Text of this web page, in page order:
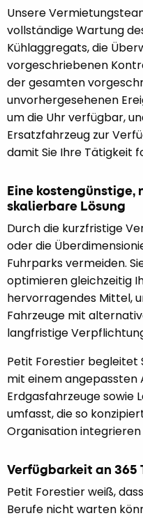
Unsere
vollständige Wartung
Kühlaggregats, die
vorgeschriebenen
der gesamten
unvorhergesehenen
um die Uhr verfügbar,
Ersatzfahrzeug zur
damit Sie Ihre Tätigkeit
Eine kostengünstige,
skalierbare Lösung
Durch die kurzfristige
oder die
Fuhrparks vermeiden.
optimieren gleichzeitig
hervorragendes Mittel,
Fahrzeuge mit
langfristige
Petit Forestier begleitet
mit einem angepassten
Erdgasfahrzeuge sowie
umfasst, die so
Organisation integrieren
Verfügbarkeit an 365
Petit Forestier weiß,
Berufe nicht warten